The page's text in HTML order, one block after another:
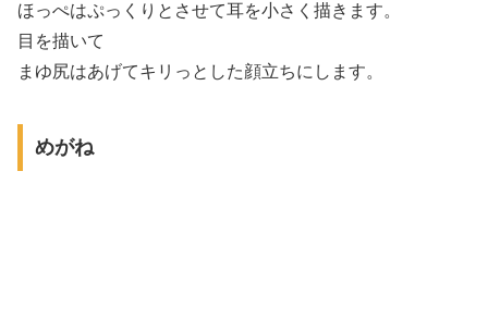
ほっぺはぷっくりとさせて耳を小さく描きます。
目を描いて
まゆ尻はあげてキリっとした顔立ちにします。
めがね